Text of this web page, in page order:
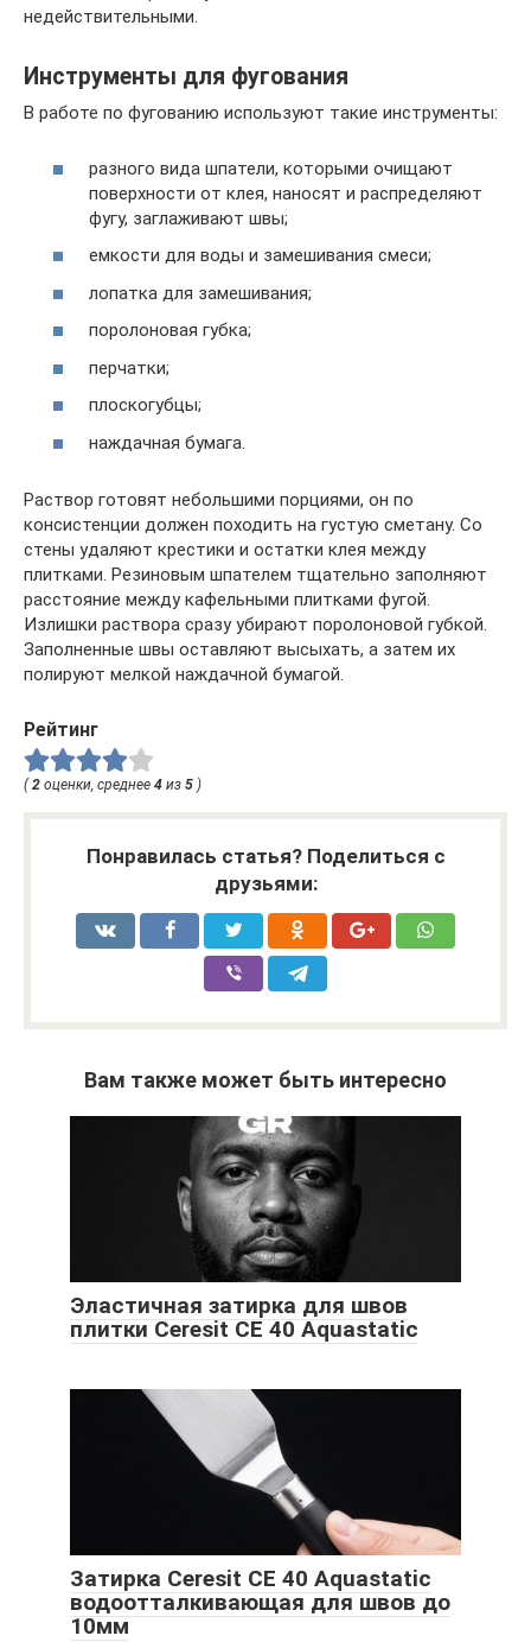
недействительными.
Инструменты для фугования
В работе по фугованию используют такие инструменты:
разного вида шпатели, которыми очищают
поверхности от клея, наносят и распределяют
фугу, заглаживают швы;
емкости для воды и замешивания смеси;
лопатка для замешивания;
поролоновая губка;
перчатки;
плоскогубцы;
наждачная бумага.
Раствор готовят небольшими порциями, он по
консистенции должен походить на густую сметану. Со
стены удаляют крестики и остатки клея между
плитками. Резиновым шпателем тщательно заполняют
расстояние между кафельными плитками фугой.
Излишки раствора сразу убирают поролоновой губкой.
Заполненные швы оставляют высыхать, а затем их
полируют мелкой наждачной бумагой.
Рейтинг
( 2 оценки, среднее 4 из 5 )
Понравилась статья? Поделиться с
друзьями:
Вам также может быть интересно
Эластичная затирка для швов
плитки Ceresit CE 40 Aquastatic
Затирка Ceresit СЕ 40 Aquastatic
водоотталкивающая для швов до
10мм